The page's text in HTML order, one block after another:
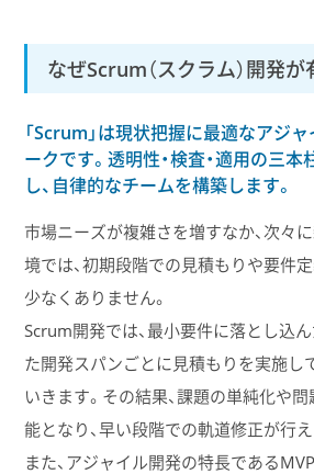
なぜScrum（スクラム）開発が
「Scrum」は現状把握に最適なアジ
ークです。透明性・検査・適用の三
し、自律的なチームを構築します。
市場ニーズが複雑さを増すなか、次々
境では、初期段階での見積もりや要件
少なくありません。
Scrum開発では、最小要件に落とし込
た開発スパンごとに見積もりを実施し
いきます。その結果、課題の単純化や
能となり、早い段階での軌道修正が行
また、アジャイル開発の特長である